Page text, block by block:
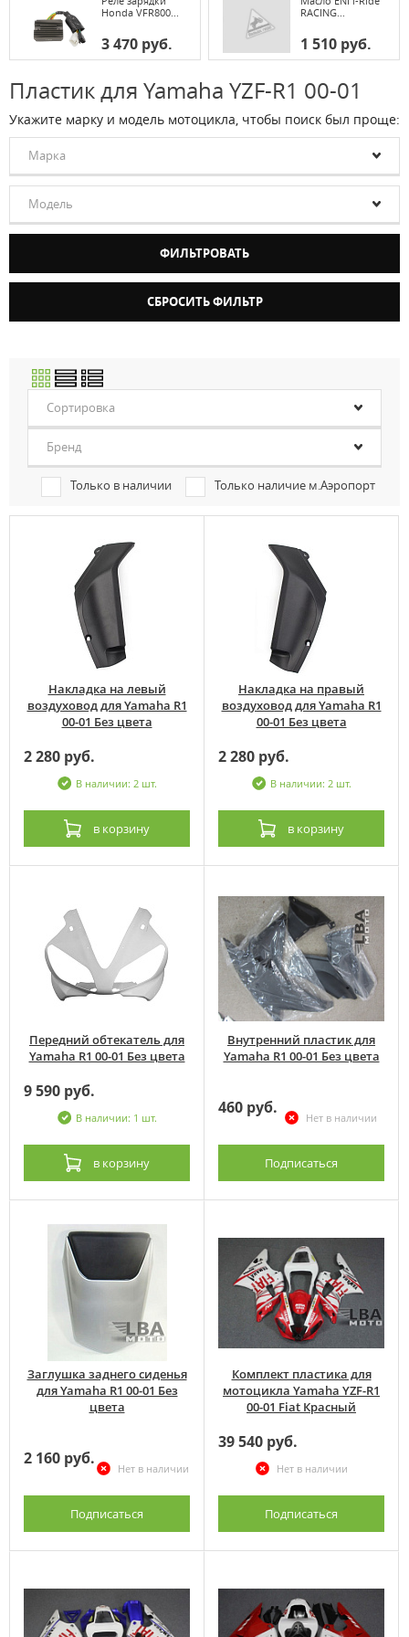
Honda VFR800...
3 470 руб.
RACING...
1 510 руб.
Пластик для Yamaha YZF-R1 00-01
Укажите марку и модель мотоцикла, чтобы поиск был проще:
Марка
Модель
Сортировка
Бренд
Только в наличии Только наличие м.Аэропорт
Накладка на левый
воздуховод для Yamaha R1
00-01 Без цвета
2 280 руб.
В наличии: 2 шт.
в корзину
Накладка на правый
воздуховод для Yamaha R1
00-01 Без цвета
2 280 руб.
В наличии: 2 шт.
в корзину
Передний обтекатель для
Yamaha R1 00-01 Без цвета
9 590 руб.
В наличии: 1 шт.
в корзину
Внутренний пластик для
Yamaha R1 00-01 Без цвета
460 руб.
Нет в наличии
Подписаться
Заглушка заднего сиденья
для Yamaha R1 00-01 Без
цвета
2 160 руб.
Нет в наличии
Подписаться
Комплект пластика для
мотоцикла Yamaha YZF-R1
00-01 Fiat Красный
39 540 руб.
Нет в наличии
Подписаться